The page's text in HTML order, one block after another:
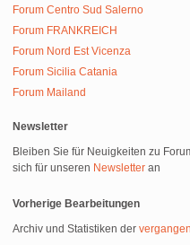
Forum Centro Sud Salerno
Forum FRANKREICH
Forum Nord Est Vicenza
Forum Sicilia Catania
Forum Mailand
Newsletter
Bleiben Sie für Neuigkeiten zu
sich für unseren Newsletter an
Vorherige Bearbeitungen
Archiv und Statistiken der